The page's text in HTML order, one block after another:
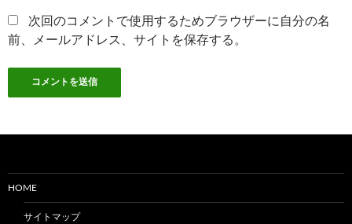
次回のコメントで使用するためブラウザーに自分の名
前、メールアドレス、サイトを保存する。
HOME
サイトマップ